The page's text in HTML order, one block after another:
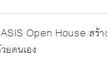
Open House สร้าง
ยตนเอง